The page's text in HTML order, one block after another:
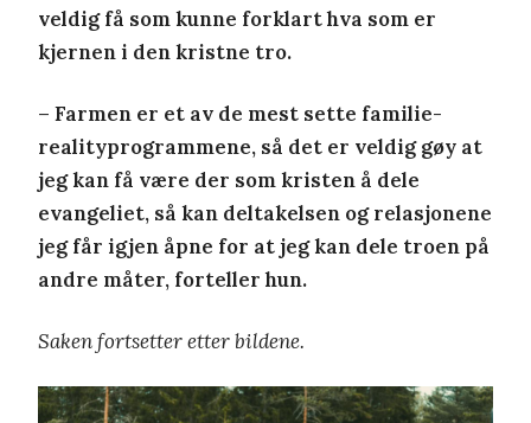
veldig få som kunne forklart hva som er
kjernen i den kristne tro.
– Farmen er et av de mest sette familie-
realityprogrammene, så det er veldig gøy at
jeg kan få være der som kristen å dele
evangeliet, så kan deltakelsen og relasjonene
jeg får igjen åpne for at jeg kan dele troen på
andre måter, forteller hun.
Saken fortsetter etter bildene.